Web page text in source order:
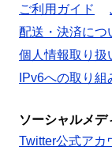
ご利用ガイド
配送・決済につ
個人情報取り扱
IPv6への取り組
ソーシャルメデ
Twitter公式アカ